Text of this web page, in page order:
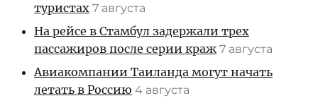
туристах 7 августа
На рейсе в Стамбул задержали трех
пассажиров после серии краж 7 августа
Авиакомпании Таиланда могут начать
летать в Россию 4 августа